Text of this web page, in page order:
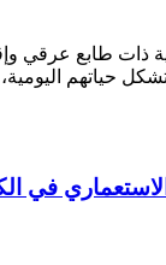
طابع عرقي
حياتهم
في